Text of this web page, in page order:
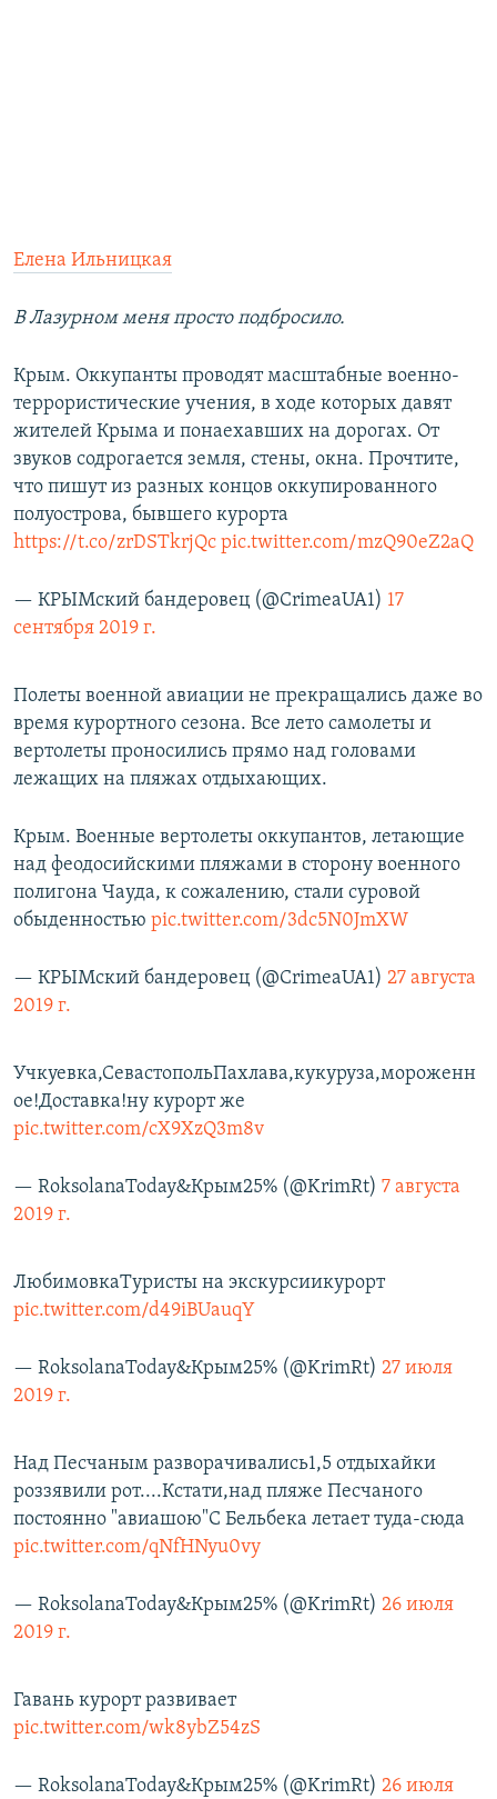
Елена Ильницкая
В Лазурном меня просто подбросило.
Крым. Оккупанты проводят масштабные военно-
террористические учения, в ходе которых давят
жителей Крыма и понаехавших на дорогах. От
звуков содрогается земля, стены, окна. Прочтите,
что пишут из разных концов оккупированного
полуострова, бывшего курорта
https://t.co/zrDSTkrjQc pic.twitter.com/mzQ90eZ2aQ
— КРЫМский бандеровец (@CrimeaUA1) 17
сентября 2019 г.
Полеты военной авиации не прекращались даже во
время курортного сезона. Все лето самолеты и
вертолеты проносились прямо над головами
лежащих на пляжах отдыхающих.
Крым. Военные вертолеты оккупантов, летающие
над феодосийскими пляжами в сторону военного
полигона Чауда, к сожалению, стали суровой
обыденностью pic.twitter.com/3dc5N0JmXW
— КРЫМский бандеровец (@CrimeaUA1) 27 августа
2019 г.
Учкуевка,СевастопольПахлава,кукуруза,мороженн
ое!Доставка!ну курорт же
pic.twitter.com/cX9XzQ3m8v
— RoksolanaToday&Крым25% (@KrimRt) 7 августа
2019 г.
ЛюбимовкаТуристы на экскурсиикурорт
pic.twitter.com/d49iBUauqY
— RoksolanaToday&Крым25% (@KrimRt) 27 июля
2019 г.
Над Песчаным разворачивались1,5 отдыхайки
роззявили рот....Кстати,над пляже Песчаного
постоянно "авиашою"С Бельбека летает туда-сюда
pic.twitter.com/qNfHNyu0vy
— RoksolanaToday&Крым25% (@KrimRt) 26 июля
2019 г.
Гавань курорт развивает
pic.twitter.com/wk8ybZ54zS
— RoksolanaToday&Крым25% (@KrimRt) 26 июля